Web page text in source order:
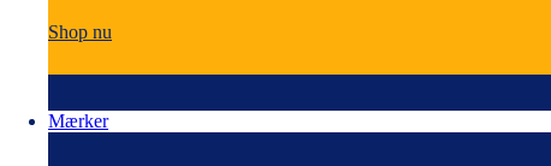
Shop nu
Mærker